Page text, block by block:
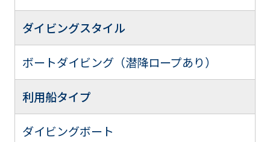
ダイビングスタイル
ボートダイビング（潜降ロープあり）
利用船タイプ
ダイビングボート